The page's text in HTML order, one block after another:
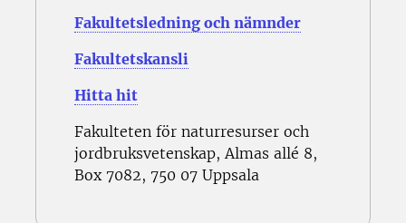
Fakultetsledning och nämnder
Fakultetskansli
Hitta hit
Fakulteten för naturresurser och
jordbruksvetenskap, Almas allé 8,
Box 7082, 750 07 Uppsala